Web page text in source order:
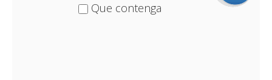
Que contenga